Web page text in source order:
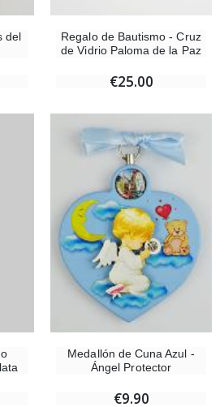
del
Regalo de Bautismo - Cruz
de Vidrio Paloma de la Paz
€25.00
Medallón de Cuna Azul -
Ángel Protector
€9.90